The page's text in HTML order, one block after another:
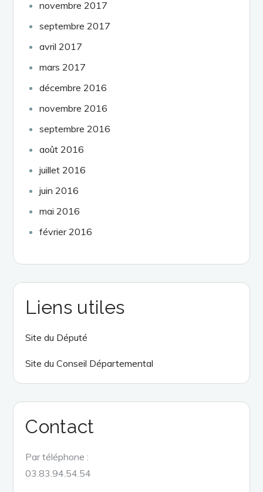
novembre 2017
septembre 2017
avril 2017
mars 2017
décembre 2016
novembre 2016
septembre 2016
août 2016
juillet 2016
juin 2016
mai 2016
février 2016
Liens utiles
Site du Député
Site du Conseil Départemental
Contact
Par téléphone :
03.83.94.54.54